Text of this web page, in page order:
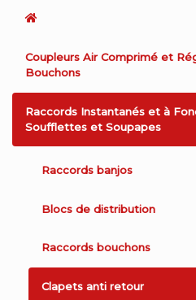
Coupleurs Air Comprimé et
Bouchons
Raccords Instantanés et à
Soufflettes et Soupapes
Raccords banjos
Blocs de distribution
Raccords bouchons
Clapets anti retour